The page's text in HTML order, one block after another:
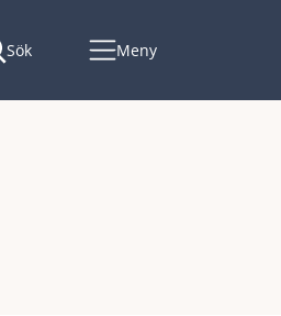
Sök Meny